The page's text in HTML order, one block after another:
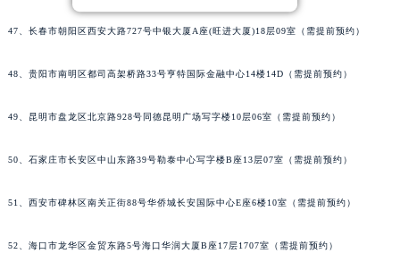
47、长春市朝阳区西安大路727号中银大厦A座(旺进大厦)18层09室（需提前预约）
48、贵阳市南明区都司高架桥路33号亨特国际金融中心14楼14D（需提前预约）
49、昆明市盘龙区北京路928号同德昆明广场写字楼10层06室（需提前预约）
50、石家庄市长安区中山东路39号勒泰中心写字楼B座13层07室（需提前预约）
51、西安市碑林区南关正街88号华侨城长安国际中心E座6楼10室（需提前预约）
52、海口市龙华区金贸东路5号海口华润大厦B座17层1707室（需提前预约）